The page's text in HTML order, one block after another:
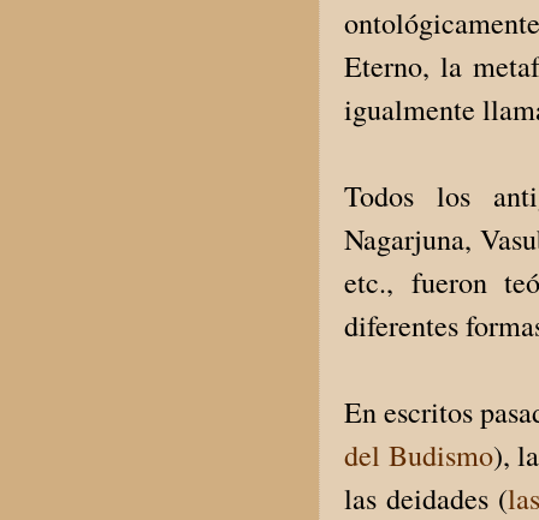
Eterno, la
igualmente
Todos los
Nagarjuna,
etc., fueron
diferentes
En escritos
del Budismo),
las deidades (